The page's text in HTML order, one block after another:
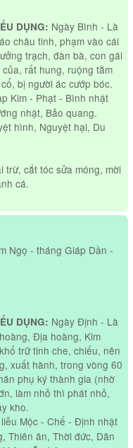
DỤNG: Ngày Bình - Là
châu tinh, phạm vào cái
trạch, đàn bà, con gái
rất hung, ruộng tằm
bị người ác cướp bóc.
Kim - Phạt - Bình nhật
nhật, Bảo quang.
hình, Nguyệt hại, Du
trừ, cắt tóc sửa móng, mời
cá.
Ngọ - tháng Giáp Dần -
DỤNG: Ngày Định - Là
Địa hoàng, Kim
trữ tinh che, chiếu, nên
xuất hành, trong vòng 60
phụ ký thành gia (nhờ
làm nhỏ thì phát nhỏ,
kho.
Mộc - Chế - Định nhật
Thiên ân, Thời đức, Dân